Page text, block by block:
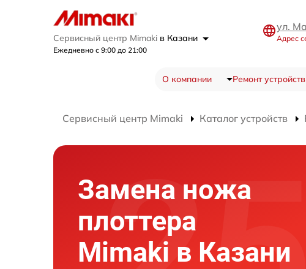
Сервисный центр Mimaki в Казани
Ежедневно с 9:00 до 21:00
ул.
Адрес
О компании Ремонт устройств
Сервисный центр Mimaki Каталог устройств
Замена ножа
плоттера
Mimaki в Казани